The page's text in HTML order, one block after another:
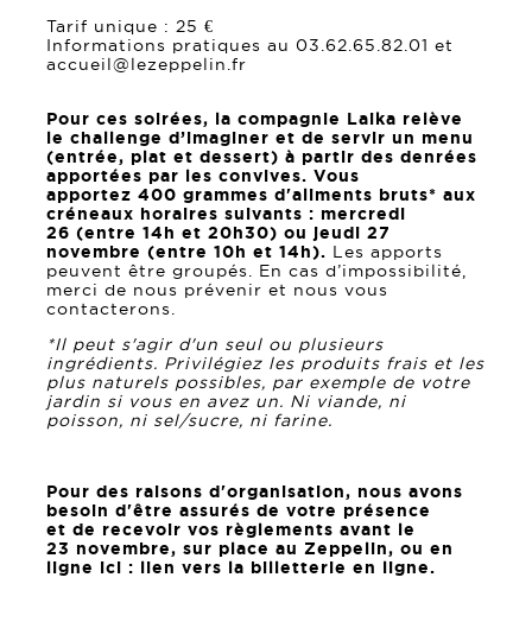
Tarif unique : 25 €
Informations pratiques au 03.62.65.82.01 et
accueil@lezeppelin.fr
Pour ces soirées, la compagnie Laika relève
le challenge d’imaginer et de servir un menu
(entrée, plat et dessert) à partir des denrées
apportées par les convives. Vous
apportez 400 grammes d'aliments bruts* aux
créneaux horaires suivants : mercredi
26 (entre 14h et 20h30) ou jeudi 27
novembre (entre 10h et 14h). Les apports
peuvent être groupés. En cas d’impossibilité,
merci de nous prévenir et nous vous
contacterons.
*Il peut s'agir d'un seul ou plusieurs
ingrédients. Privilégiez les produits frais et les
plus naturels possibles, par exemple de votre
jardin si vous en avez un. Ni viande, ni
poisson, ni sel/sucre, ni farine.
Pour des raisons d'organisation, nous avons
besoin d'être assurés de votre présence
et de recevoir vos règlements avant le
23 novembre, sur place au Zeppelin, ou en
ligne ici : lien vers la billetterie en ligne.